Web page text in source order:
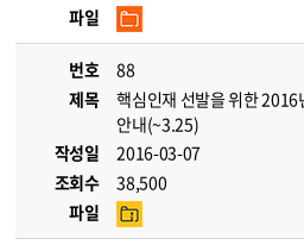
파일
번호
88
제목
핵심인재 선발을 위한
안내(~3.25)
작성일
2016-03-07
조회수
38,500
파일